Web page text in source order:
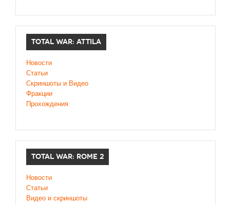
TOTAL WAR: ATTILA
Новости
Статьи
Скриншоты и Видео
Фракции
Прохождения
TOTAL WAR: ROME 2
Новости
Статьи
Видео и скриншоты